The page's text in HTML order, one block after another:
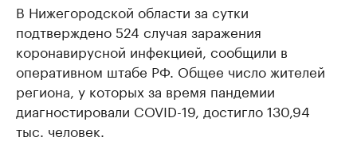
В Нижегородской области за сутки
подтверждено 524 случая заражения
коронавирусной инфекцией, сообщили в
оперативном штабе РФ. Общее число жителей
региона, у которых за время пандемии
диагностировали COVID-19, достигло 130,94
тыс. человек.